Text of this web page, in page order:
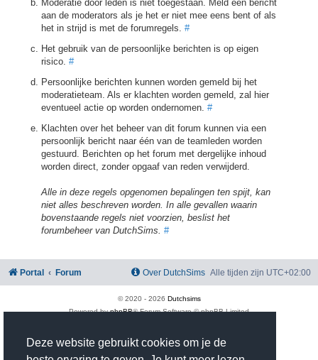
Deze website gebruikt cookies om je de
Moderatie door leden is niet toegestaan. Meld een bericht
aan de moderators als je het er niet mee eens bent of als
het in strijd is met de forumregels. #
Het gebruik van de persoonlijke berichten is op eigen
risico. #
Persoonlijke berichten kunnen worden gemeld bij het
moderatieteam. Als er klachten worden gemeld, zal hier
eventueel actie op worden ondernomen. #
Klachten over het beheer van dit forum kunnen via een
persoonlijk bericht naar één van de teamleden worden
gestuurd. Berichten op het forum met dergelijke inhoud
worden direct, zonder opgaaf van reden verwijderd.
Alle in deze regels opgenomen bepalingen ten spijt, kan
niet alles beschreven worden. In alle gevallen waarin
bovenstaande regels niet voorzien, beslist het
forumbeheer van DutchSims. #
Portal Forum Alle tijden zijn UTC+02:00
Over DutchSims
© 2020 - 2026 Dutchsims
Powered byphpBB® Forum Software © phpBB Limited
phpBB Two Factor Authentication ©
paul999
Gebruikersvoorwaarden